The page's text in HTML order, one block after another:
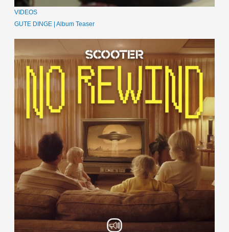
VIDEOS
GUTE DINGE | Album Teaser